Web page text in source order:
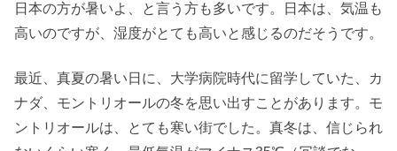
日本の方が暑いよ、と言う方も多いです。日本は、気温も
高いのですが、湿度がとても高いと感じるのだそうです。
最近、真夏の暑い日に、大学病院時代に留学していた、カ
ナダ、モントリオールの冬を思い出すことがあります。モ
ントリオールは、とても寒い街でした。真冬は、信じられ